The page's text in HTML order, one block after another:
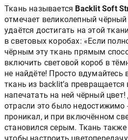
Ткань называется Backlit Soft
отмечает великолепный чёрный
удаётся достигать на этой
в световых коробах: «Если
чёрным эту ткань прямым
включить световой короб в
не найдёте! Просто вдумайтесь
ткань из backlit’a
напечатать на ней чёрный
отрасли это было недостижимо
проникал, и при включённом
становился серым. Ткань